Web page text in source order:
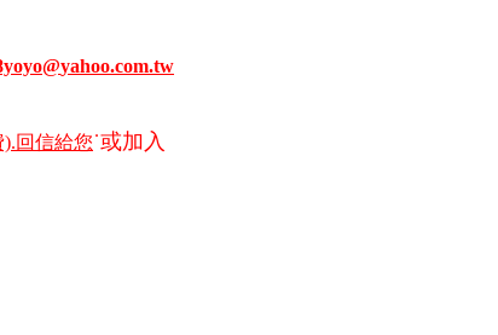
@yahoo.com.tw
回信給您˙或加入